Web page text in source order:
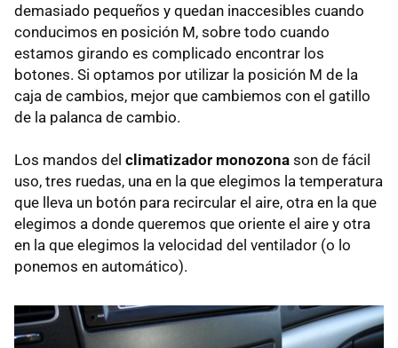
demasiado pequeños y quedan inaccesibles cuando
conducimos en posición M, sobre todo cuando
estamos girando es complicado encontrar los
botones. Si optamos por utilizar la posición M de la
caja de cambios, mejor que cambiemos con el gatillo
de la palanca de cambio.
Los mandos del climatizador monozona son de fácil
uso, tres ruedas, una en la que elegimos la temperatura
que lleva un botón para recircular el aire, otra en la que
elegimos a donde queremos que oriente el aire y otra
en la que elegimos la velocidad del ventilador (o lo
ponemos en automático).